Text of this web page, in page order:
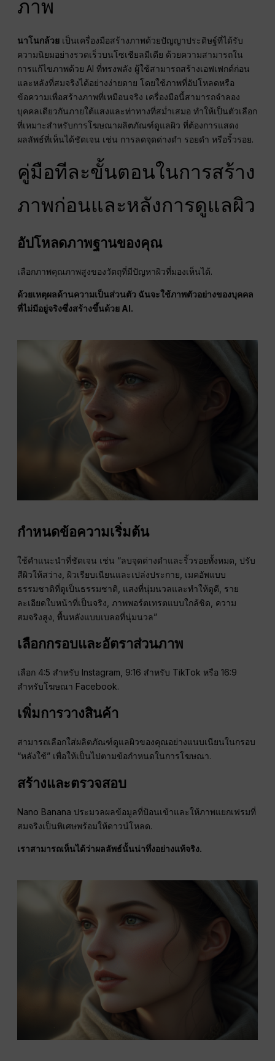
ภาพ
นาโนกล้วย เป็นเครื่องมือสร้างภาพด้วยปัญญาประดิษฐ์ที่ได้รับ
ความนิยมอย่างรวดเร็วบนโซเชียลมีเดีย ด้วยความสามารถใน
การแก้ไขภาพด้วย AI ที่ทรงพลัง ผู้ใช้สามารถสร้างเอฟเฟกต์ก่อน
และหลังที่สมจริงได้อย่างง่ายดาย โดยใช้ภาพที่อัปโหลดหรือ
ข้อความเพื่อสร้างภาพที่เหมือนจริง เครื่องมือนี้สามารถจำลอง
บุคคลเดียวกันภายใต้แสงและท่าทางที่สม่ำเสมอ ทำให้เป็นตัวเลือก
ที่เหมาะสำหรับการโฆษณาผลิตภัณฑ์ดูแลผิว ที่ต้องการแสดง
ผลลัพธ์ที่เห็นได้ชัดเจน เช่น การลดจุดด่างดำ รอยดำ หรือริ้วรอย.
คู่มือทีละขั้นตอนในการสร้าง
ภาพก่อนและหลังการดูแลผิว
อัปโหลดภาพฐานของคุณ
เลือกภาพคุณภาพสูงของวัตถุที่มีปัญหาผิวที่มองเห็นได้.
ด้วยเหตุผลด้านความเป็นส่วนตัว ฉันจะใช้ภาพตัวอย่างของบุคคล
ที่ไม่มีอยู่จริงซึ่งสร้างขึ้นด้วย AI.
กำหนดข้อความเริ่มต้น
ใช้คำแนะนำที่ชัดเจน เช่น “ลบจุดด่างดำและริ้วรอยทั้งหมด, ปรับ
สีผิวให้สว่าง, ผิวเรียบเนียนและเปล่งประกาย, เมคอัพแบบ
ธรรมชาติที่ดูเป็นธรรมชาติ, แสงที่นุ่มนวลและทำให้ดูดี, ราย
ละเอียดใบหน้าที่เป็นจริง, ภาพพอร์ตเทรตแบบใกล้ชิด, ความ
สมจริงสูง, พื้นหลังแบบเบลอที่นุ่มนวล”
เลือกกรอบและอัตราส่วนภาพ
เลือก 4:5 สำหรับ Instagram, 9:16 สำหรับ TikTok หรือ 16:9
สำหรับโฆษณา Facebook.
เพิ่มการวางสินค้า
สามารถเลือกใส่ผลิตภัณฑ์ดูแลผิวของคุณอย่างแนบเนียนในกรอบ
“หลังใช้” เพื่อให้เป็นไปตามข้อกำหนดในการโฆษณา.
สร้างและตรวจสอบ
Nano Banana ประมวลผลข้อมูลที่ป้อนเข้าและให้ภาพแยกเฟรมที่
สมจริงเป็นพิเศษพร้อมให้ดาวน์โหลด.
เราสามารถเห็นได้ว่าผลลัพธ์นั้นน่าทึ่งอย่างแท้จริง.